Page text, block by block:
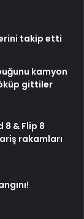
takip etti
kamyon
gittiler
8 & Flip 8
rakamları